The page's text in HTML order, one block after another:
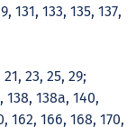
131, 133, 135, 137,
23, 25, 29;
138, 138а, 140,
162, 166, 168, 170,